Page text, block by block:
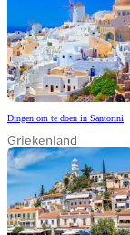
Dingen om te doen in Santorini
Griekenland